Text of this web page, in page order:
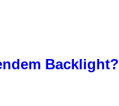
Backlight?